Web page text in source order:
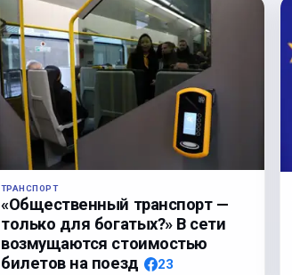
ТРАНСПОРТ
«Общественный транспорт —
только для богатых?» В сети
возмущаются стоимостью
билетов на поезд
23